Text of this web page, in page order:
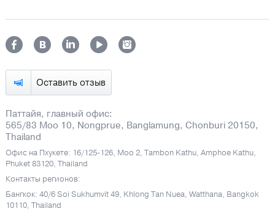
Оставить отзыв
Паттайя, главный офис:
565/83 Moo 10, Nongprue, Banglamung, Chonburi 20150,
Thailand
Офис на Пхукете: 16/125-126, Moo 2, Tambon Kathu, Amphoe Kathu,
Phuket 83120, Thailand
Контакты регионов:
Бангкок: 40/6 Soi Sukhumvit 49, Khlong Tan Nuea, Watthana, Bangkok
10110, Thailand